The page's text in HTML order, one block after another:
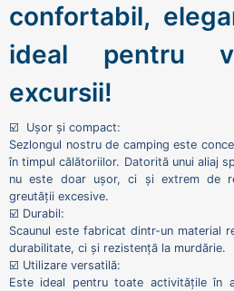
confortabil,
ideal pentru
excursii!
☑️ Ușor și compact:
Sezlongul nostru de camping este
în timpul călătoriilor. Datorită unui aliaj
nu este doar ușor, ci și extrem de
greutății excesive.
☑️ Durabil:
Scaunul este fabricat dintr-un material
durabilitate, ci și rezistență la murdărie.
☑️ Utilizare versatilă:
Este ideal pentru toate activitățile în